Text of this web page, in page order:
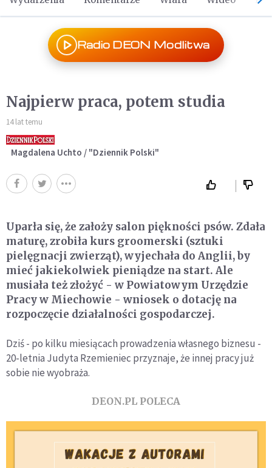
Radio DEON Modlitwa
Najpierw praca, potem studia
14 lat temu
Magdalena Uchto / "Dziennik Polski"
Uparła się, że założy salon piękności psów. Zdała
maturę, zrobiła kurs groomerski (sztuki
pielęgnacji zwierząt), wyjechała do Anglii, by
mieć jakiekolwiek pieniądze na start. Ale
musiała też złożyć - w Powiatowym Urzędzie
Pracy w Miechowie - wniosek o dotację na
rozpoczęcie działalności gospodarczej.
Dziś - po kilku miesiącach prowadzenia własnego biznesu -
20-letnia Judyta Rzemieniec przyznaje, że innej pracy już
sobie nie wyobraża.
DEON.PL POLECA